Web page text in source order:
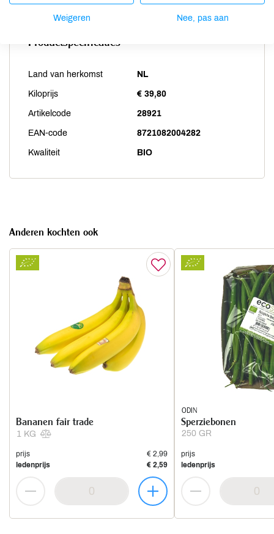
Productspecificaties
Land van herkomst NL
Kiloprijs € 39,80
Artikelcode 28921
EAN-code 8721082004282
Kwaliteit BIO
Anderen kochten ook
1 KG
Bananen fair trade
prijs
€ 2,99
ledenprijs
€ 2,59
ODIN
250 GR
Sperziebonen
prijs
ledenprijs
Weigeren Nee, pas aan